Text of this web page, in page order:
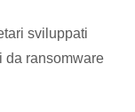
sviluppati
da ransomware